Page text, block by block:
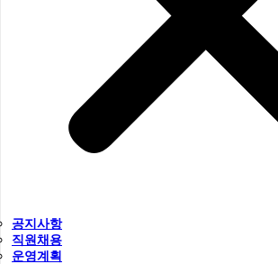
공지사항
직원채용
운영계획